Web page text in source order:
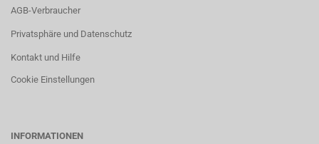
AGB-Verbraucher
Privatsphäre und Datenschutz
Kontakt und Hilfe
Cookie Einstellungen
INFORMATIONEN